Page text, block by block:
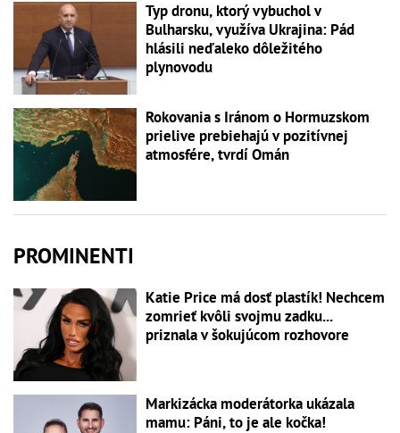
Typ dronu, ktorý vybuchol v
Bulharsku, využíva Ukrajina: Pád
hlásili neďaleko dôležitého
plynovodu
Rokovania s Iránom o Hormuzskom
prielive prebiehajú v pozitívnej
atmosfére, tvrdí Omán
PROMINENTI
Katie Price má dosť plastík! Nechcem
zomrieť kvôli svojmu zadku...
priznala v šokujúcom rozhovore
Markizácka moderátorka ukázala
mamu: Páni, to je ale kočka!